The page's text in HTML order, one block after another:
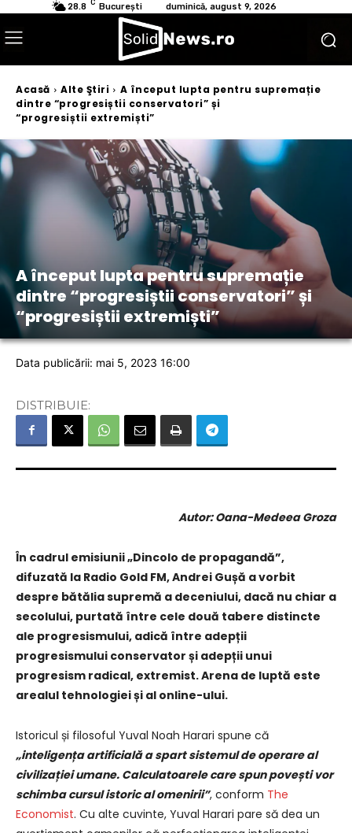
28.8 C București duminică, august 9, 2026
Acasă Alte Ştiri
A început lupta pentru supremație
dintre “progresiștii conservatori” și
“progresiștii extremiști”
A început lupta pentru supremație
dintre “progresiștii conservatori” și
“progresiștii extremiști”
Data publicării: mai 5, 2023 16:00
DISTRIBUIE:
Autor: Oana-Medeea Groza
În cadrul emisiunii „Dincolo de propagandă”,
difuzată la Radio Gold FM, Andrei Gușă a vorbit
despre bătălia supremă a deceniului, dacă nu chiar a
secolului, purtată între cele două tabere distincte
ale progresismului, adică între adepții
progresismului conservator și adepții unui
progresism radical, extremist. Arena de luptă este
arealul tehnologiei și al online-ului.
Istoricul și filosoful Yuval Noah Harari spune că
„inteligența artificială a spart sistemul de operare al
civilizației umane. Calculatoarele care spun povești vor
schimba cursul istoric al omenirii”, conform The
Economist. Cu alte cuvinte, Yuval Harari pare să dea un